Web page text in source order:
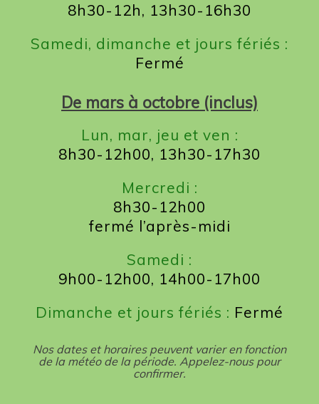
8h30-12h, 13h30-16h30
Samedi, dimanche et jours fériés :
Fermé
De mars à octobre (inclus)
Lun, mar, jeu et ven :
8h30-12h00, 13h30-17h30
Mercredi :
8h30-12h00
fermé l’après-midi
Samedi :
9h00-12h00, 14h00-17h00
Dimanche et jours fériés : Fermé
Nos dates et horaires peuvent varier en fonction
de la météo de la période. Appelez-nous pour
confirmer.